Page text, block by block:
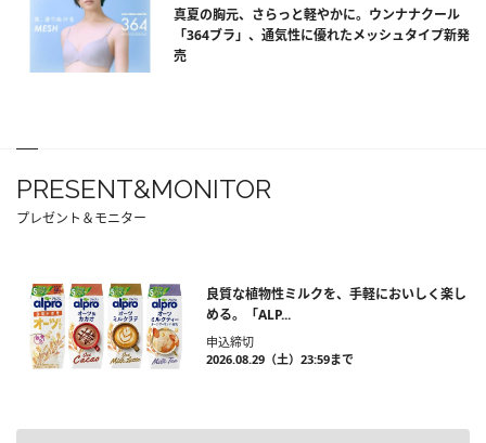
真夏の胸元、さらっと軽やかに。ウンナナクール
「364ブラ」、通気性に優れたメッシュタイプ新発
売
PRESENT&MONITOR
プレゼント＆モニター
良質な植物性ミルクを、手軽においしく楽し
める。「ALP...
申込締切
2026.08.29（土）23:59まで